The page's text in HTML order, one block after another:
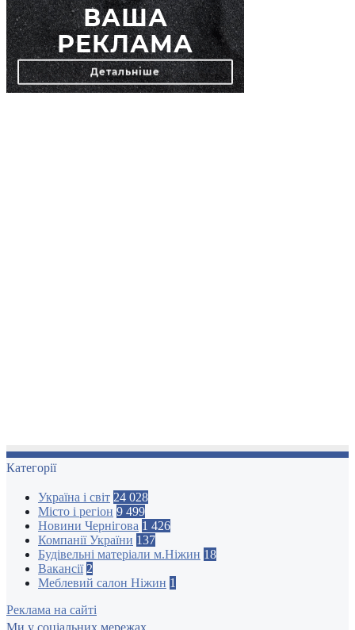
Категорії
Україна і світ 24 028
Місто і регіон 9 499
Новини Чернігова 1 426
Компанії України 137
Будівельні матеріали м.Ніжин 18
Вакансії 2
Меблевий салон Ніжин 1
Реклама на сайті